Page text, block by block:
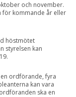
och november.
för kommande år eller
höstmötet
styrelsen kan
ordförande, fyra
kan vara
ska en